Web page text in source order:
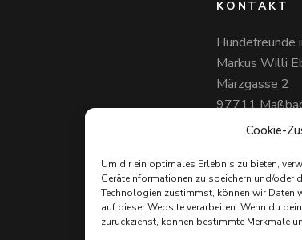
Cookie-
Um dir ein optimales Erlebnis zu bieten,
Geräteinformationen zu speichern und/oder
Technologien zustimmst, können wir Daten
auf dieser Website verarbeiten. Wenn du
zurückziehst, können bestimmte Merkmale
KONTAKT
Hundefreunde
Markus Willi
Märzgasse 2
97711
+49 172 85